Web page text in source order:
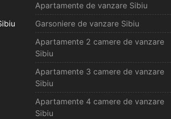
Apartamente de vanzare Sibiu
Garsoniere de vanzare Sibiu
Apartamente 2 camere de vanzare
Sibiu
Apartamente 3 camere de vanzare
Sibiu
Apartamente 4 camere de vanzare
Sibiu